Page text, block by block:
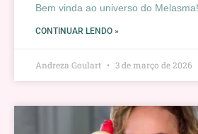
Bem vinda ao universo do Melasma!
CONTINUAR LENDO »
Andreza Goulart 3 de março de 2026